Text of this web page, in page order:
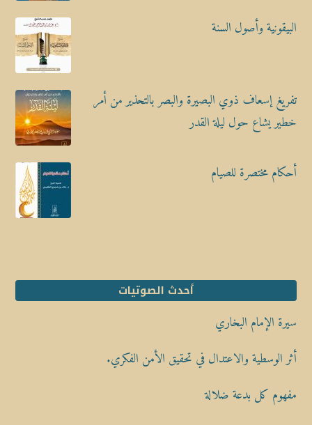
البيقونية وأصول السنة
تفريغ إسعاف ذوي البصيرة والبصر بالتحذير من أمر
خطير يشاع حول ليلة القدر
أحكام مختصرة للصيام
أحدث الصوتيات
سيرة الإمام البخاري
أثر الوسطية والاعتدال في تحقيق الأمن الفكري.
مفهوم كل بدعة ضلالة